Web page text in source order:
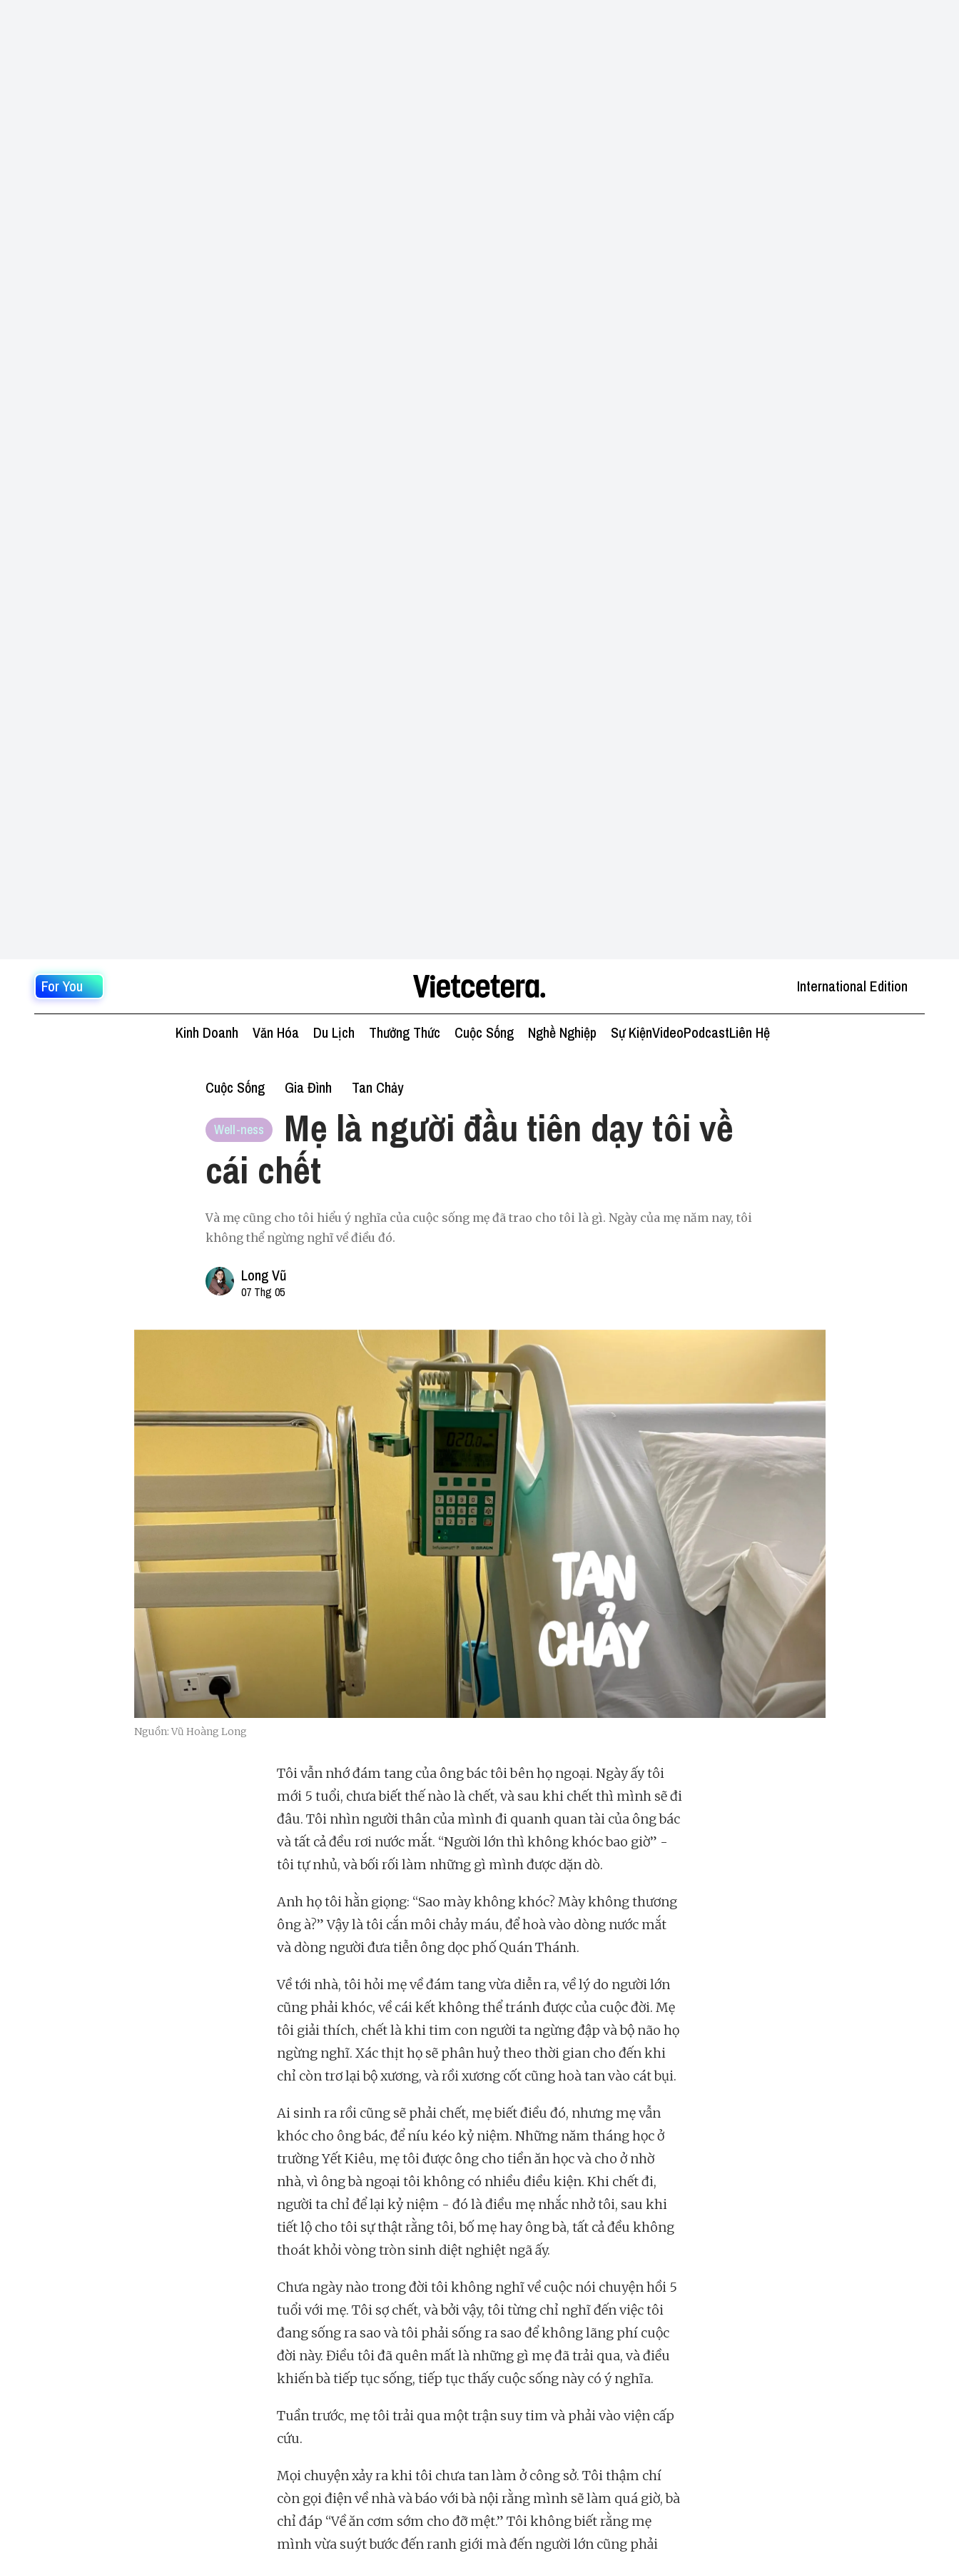
For You International Edition
Kinh Doanh Văn Hóa Du Lịch Thưởng Thức Cuộc Sống Nghề Nghiệp Sự KiệnVideoPodcastLiên Hệ
Cuộc Sống Gia Đình Tan Chảy
Well-ness
Mẹ là người đầu tiên dạy tôi về
cái chết
Và mẹ cũng cho tôi hiểu ý nghĩa của cuộc sống mẹ đã trao cho tôi là gì. Ngày của mẹ năm nay, tôi
không thể ngừng nghĩ về điều đó.
Long Vũ
07 Thg 05
Nguồn: Vũ Hoàng Long
Tôi vẫn nhớ đám tang của ông bác tôi bên họ ngoại. Ngày ấy tôi
mới 5 tuổi, chưa biết thế nào là chết, và sau khi chết thì mình sẽ đi
đâu. Tôi nhìn người thân của mình đi quanh quan tài của ông bác
và tất cả đều rơi nước mắt. “Người lớn thì không khóc bao giờ” -
tôi tự nhủ, và bối rối làm những gì mình được dặn dò.
Anh họ tôi hằn giọng: “Sao mày không khóc? Mày không thương
ông à?” Vậy là tôi cắn môi chảy máu, để hoà vào dòng nước mắt
và dòng người đưa tiễn ông dọc phố Quán Thánh.
Về tới nhà, tôi hỏi mẹ về đám tang vừa diễn ra, về lý do người lớn
cũng phải khóc, về cái kết không thể tránh được của cuộc đời. Mẹ
tôi giải thích, chết là khi tim con người ta ngừng đập và bộ não họ
ngừng nghĩ. Xác thịt họ sẽ phân huỷ theo thời gian cho đến khi
chỉ còn trơ lại bộ xương, và rồi xương cốt cũng hoà tan vào cát bụi.
Ai sinh ra rồi cũng sẽ phải chết, mẹ biết điều đó, nhưng mẹ vẫn
khóc cho ông bác, để níu kéo kỷ niệm. Những năm tháng học ở
trường Yết Kiêu, mẹ tôi được ông cho tiền ăn học và cho ở nhờ
nhà, vì ông bà ngoại tôi không có nhiều điều kiện. Khi chết đi,
người ta chỉ để lại kỷ niệm - đó là điều mẹ nhắc nhở tôi, sau khi
tiết lộ cho tôi sự thật rằng tôi, bố mẹ hay ông bà, tất cả đều không
thoát khỏi vòng tròn sinh diệt nghiệt ngã ấy.
Chưa ngày nào trong đời tôi không nghĩ về cuộc nói chuyện hồi 5
tuổi với mẹ. Tôi sợ chết, và bởi vậy, tôi từng chỉ nghĩ đến việc tôi
đang sống ra sao và tôi phải sống ra sao để không lãng phí cuộc
đời này. Điều tôi đã quên mất là những gì mẹ đã trải qua, và điều
khiến bà tiếp tục sống, tiếp tục thấy cuộc sống này có ý nghĩa.
Tuần trước, mẹ tôi trải qua một trận suy tim và phải vào viện cấp
cứu.
Mọi chuyện xảy ra khi tôi chưa tan làm ở công sở. Tôi thậm chí
còn gọi điện về nhà và báo với bà nội rằng mình sẽ làm quá giờ, bà
chỉ đáp “Về ăn cơm sớm cho đỡ mệt.” Tôi không biết rằng mẹ
mình vừa suýt bước đến ranh giới mà đến người lớn cũng phải